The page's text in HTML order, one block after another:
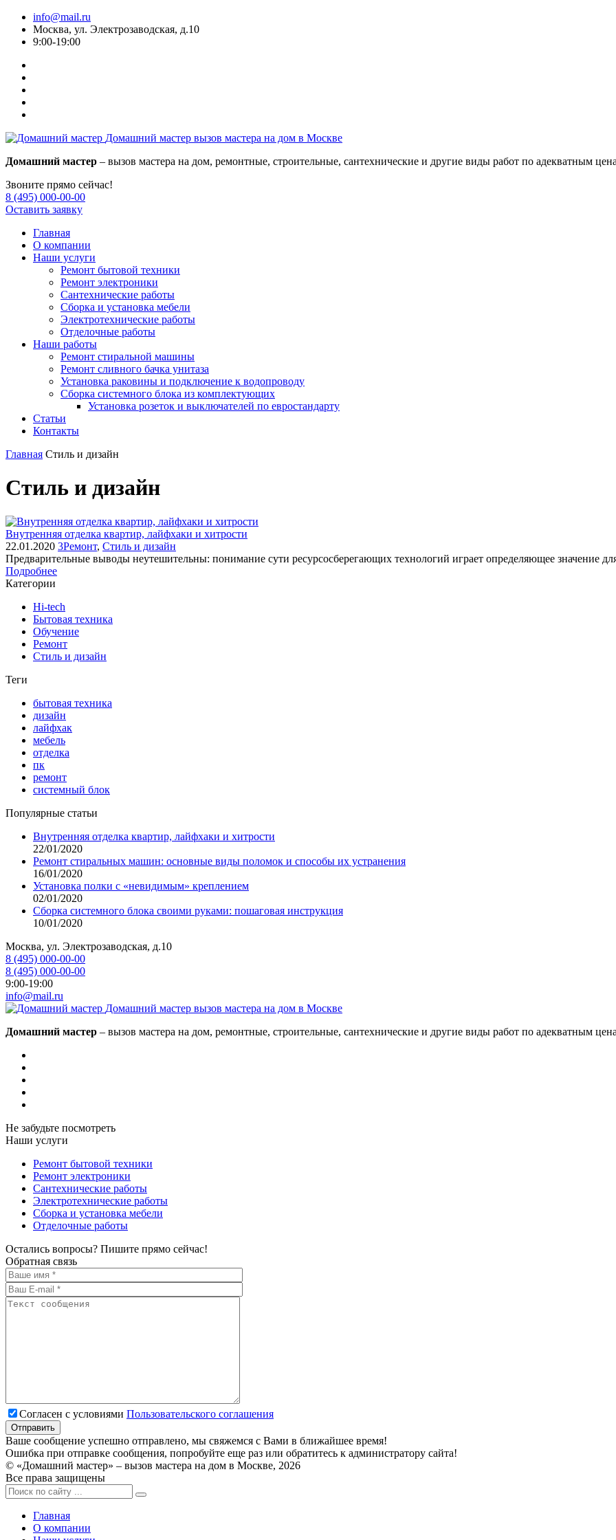
info@mail.ru
Москва, ул. Электрозаводская, д.10
9:00-19:00
Домашний мастер вызов мастера на дом в Москве
Домашний мастер – вызов мастера на дом, ремонтные, строительные, сантехнические и другие виды работ по адекватным
Звоните прямо сейчас!
8 (495) 000-00-00
Оставить заявку
Главная
О компании
Наши услуги
Ремонт бытовой техники
Ремонт электроники
Сантехнические работы
Сборка и установка мебели
Электротехнические работы
Отделочные работы
Наши работы
Ремонт стиральной машины
Ремонт сливного бачка унитаза
Установка раковины и подключение к водопроводу
Сборка системного блока из комплектующих
Установка розеток и выключателей по евростандарту
Статьи
Контакты
Главная Стиль и дизайн
Стиль и дизайн
Внутренняя отделка квартир, лайфхаки и хитрости
22.01.2020 3Ремонт, Стиль и дизайн
Предварительные выводы неутешительны: понимание сути ресурсосберегающих технологий играет определяющее значение
Подробнее
Категории
Hi-tech
Бытовая техника
Обучение
Ремонт
Стиль и дизайн
Теги
бытовая техника
дизайн
лайфхак
мебель
отделка
пк
ремонт
системный блок
Популярные статьи
Внутренняя отделка квартир, лайфхаки и хитрости
22/01/2020
Ремонт стиральных машин: основные виды поломок и способы их устранения
16/01/2020
Установка полки с «невидимым» креплением
02/01/2020
Сборка системного блока своими руками: пошаговая инструкция
10/01/2020
Москва, ул. Электрозаводская, д.10
8 (495) 000-00-00
8 (495) 000-00-00
9:00-19:00
info@mail.ru
Домашний мастер вызов мастера на дом в Москве
Домашний мастер – вызов мастера на дом, ремонтные, строительные, сантехнические и другие виды работ по адекватным
Не забудьте посмотреть
Наши услуги
Ремонт бытовой техники
Ремонт электроники
Сантехнические работы
Электротехнические работы
Сборка и установка мебели
Отделочные работы
Остались вопросы? Пишите прямо сейчас!
Обратная связь
Согласен с условиями Пользовательского соглашения
Ваше сообщение успешно отправлено, мы свяжемся с Вами в ближайшее время!
Ошибка при отправке сообщения, попробуйте еще раз или обратитесь к администратору сайта!
© «Домашний мастер» – вызов мастера на дом в Москве, 2026
Все права защищены
Главная
О компании